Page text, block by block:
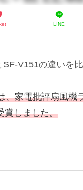
LINE
V151の違いを比
、家電批評扇風機
賞しました。